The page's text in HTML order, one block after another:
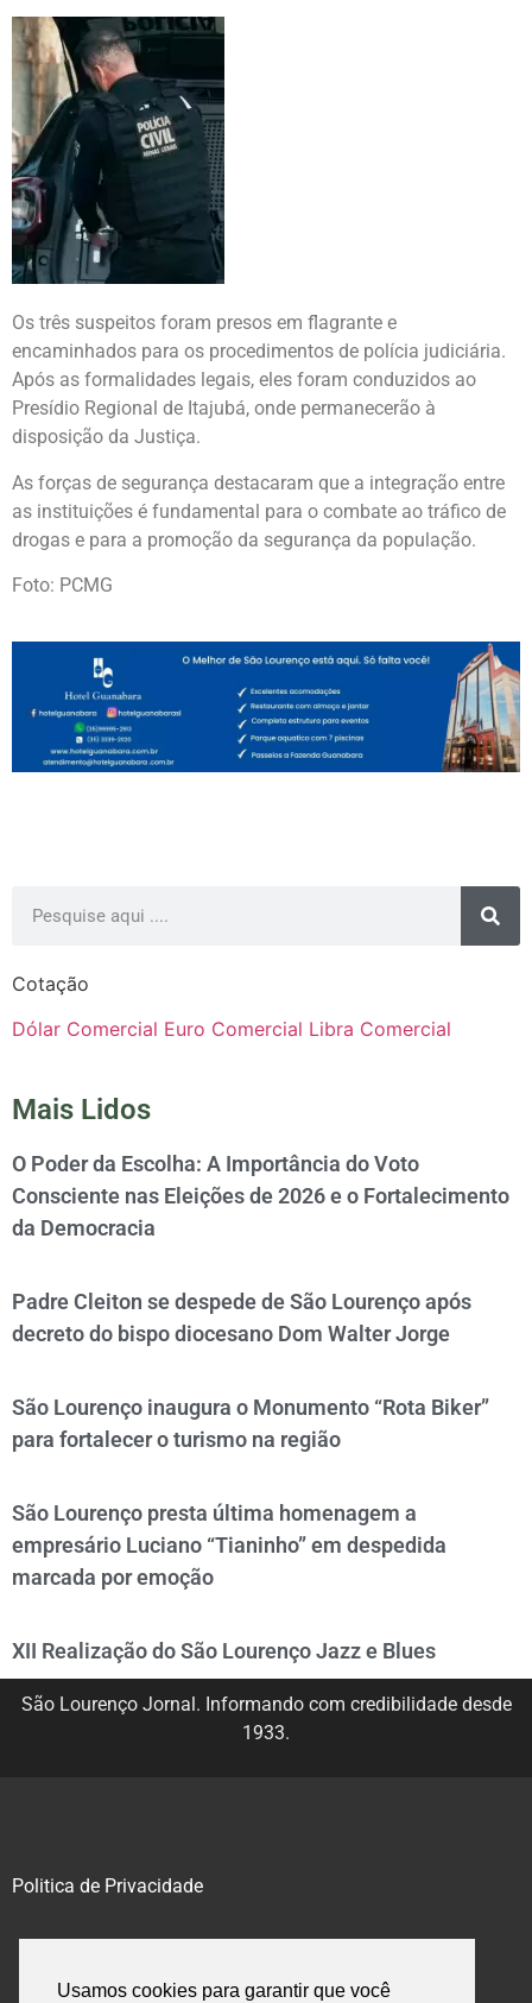
Usamos cookies para garantir que você
Os três suspeitos foram presos em flagrante e
encaminhados para os procedimentos de polícia judiciária.
Após as formalidades legais, eles foram conduzidos ao
Presídio Regional de Itajubá, onde permanecerão à
disposição da Justiça.
As forças de segurança destacaram que a integração entre
as instituições é fundamental para o combate ao tráfico de
drogas e para a promoção da segurança da população.
Foto: PCMG
Cotação
Dólar Comercial Euro Comercial Libra Comercial
Mais Lidos
O Poder da Escolha: A Importância do Voto
Consciente nas Eleições de 2026 e o Fortalecimento
da Democracia
Padre Cleiton se despede de São Lourenço após
decreto do bispo diocesano Dom Walter Jorge
São Lourenço inaugura o Monumento “Rota Biker”
para fortalecer o turismo na região
São Lourenço presta última homenagem a
empresário Luciano “Tianinho” em despedida
marcada por emoção
XII Realização do São Lourenço Jazz e Blues
São Lourenço Jornal. Informando com credibilidade desde
1933.
Politica de Privacidade